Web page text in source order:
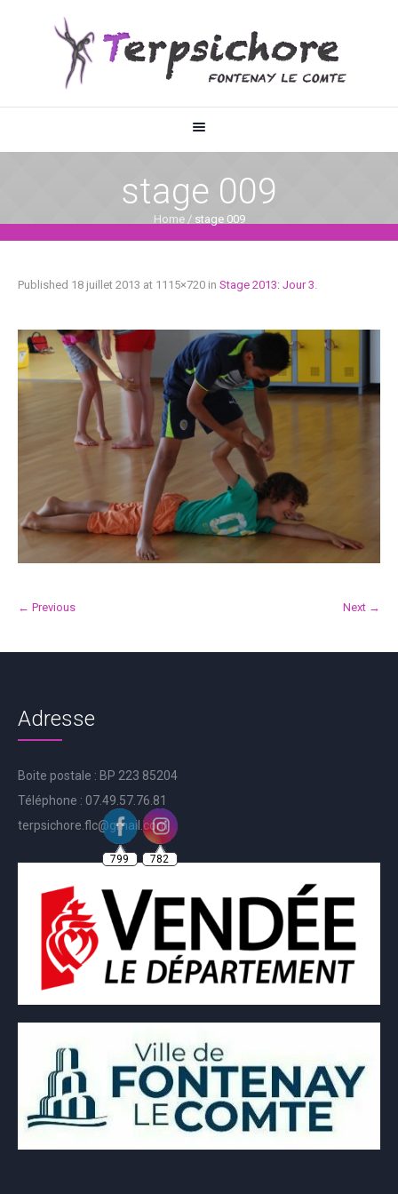
stage 009
Home / stage 009
Published 18 juillet 2013 at 1115×720 in Stage 2013: Jour 3.
← Previous Next →
Adresse
Boite postale : BP 223 85204
Téléphone : 07.49.57.76.81
terpsichore.flc@gmail.com
799 782